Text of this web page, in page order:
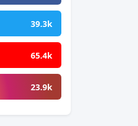
39.3k
65.4k
23.9k